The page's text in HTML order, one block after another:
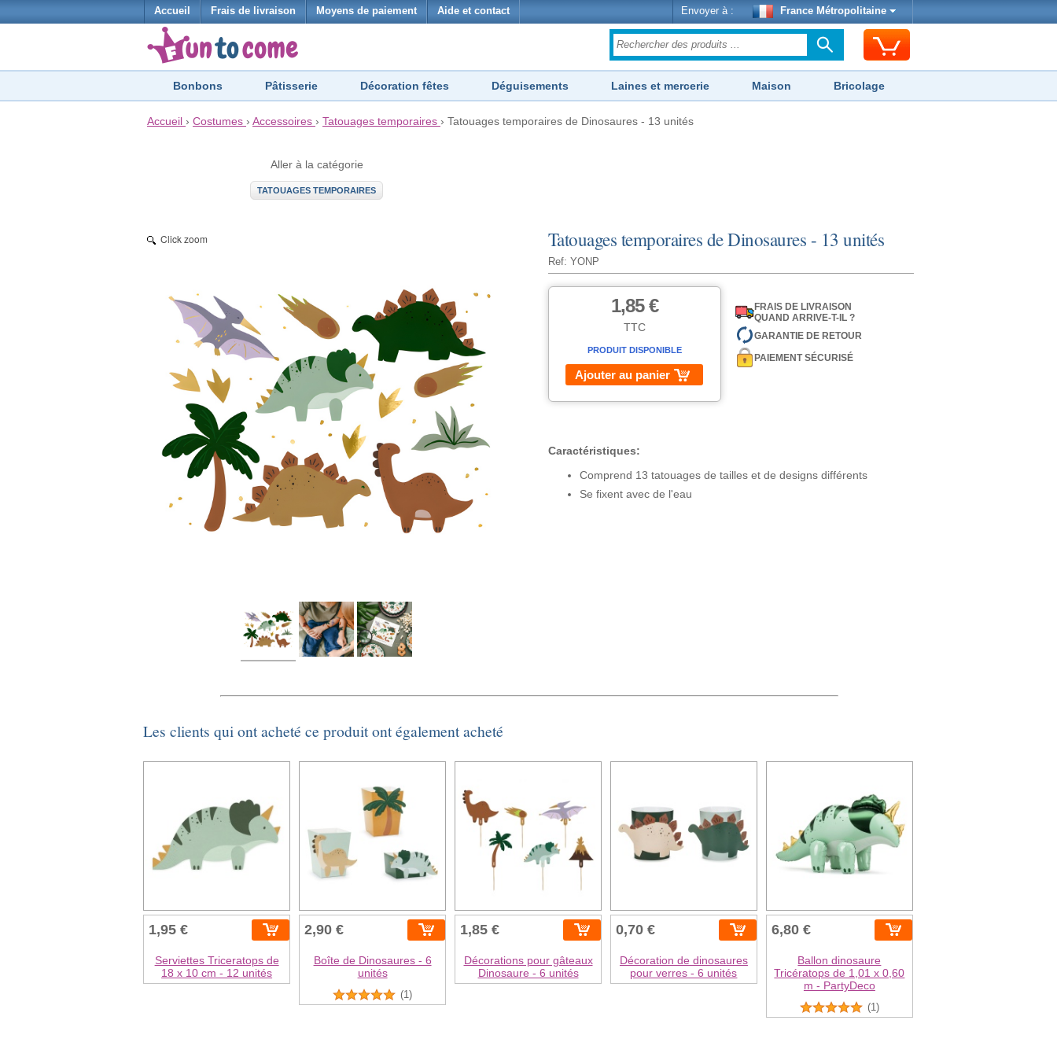
Accueil Frais de livraison Moyens de paiement Aide et contact Envoyer à : France Métropolitaine
Bonbons Pâtisserie Décoration fêtes Déguisements Laines et mercerie Maison Bricolage
Accueil › Costumes › Accessoires › Tatouages temporaires › Tatouages temporaires de Dinosaures - 13 unités
Aller à la catégorie
TATOUAGES TEMPORAIRES
Tatouages temporaires de Dinosaures - 13 unités
Ref: YONP
Click zoom
1,85 €
TTC
PRODUIT DISPONIBLE
Ajouter au panier
FRAIS DE LIVRAISON
QUAND ARRIVE-T-IL ?
GARANTIE DE RETOUR
PAIEMENT SÉCURISÉ
Caractéristiques:
Comprend 13 tatouages de tailles et de designs différents
Se fixent avec de l'eau
Les clients qui ont acheté ce produit ont également acheté
1,95 €
Serviettes Triceratops de
18 x 10 cm - 12 unités
2,90 €
Boîte de Dinosaures - 6
unités
(1)
1,85 €
Décorations pour gâteaux
Dinosaure - 6 unités
0,70 €
Décoration de dinosaures
pour verres - 6 unités
6,80 €
Ballon dinosaure
Tricératops de 1,01 x 0,60
m - PartyDeco
(1)